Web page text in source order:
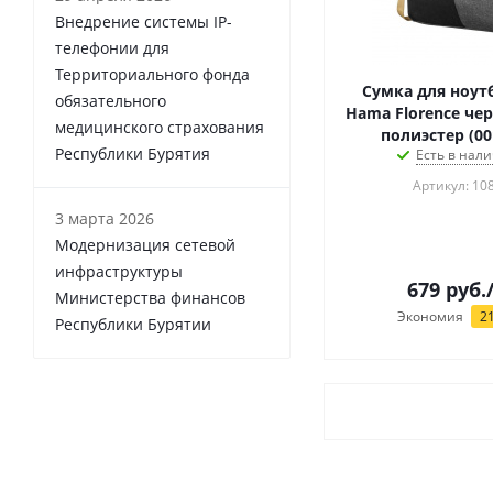
Сумка для
Hama Florence
полиэстер
Есть в
Артикул:
679руб.
Экономия
Внедрение системы IP-
телефонии для
Территориального фонда
обязательного
медицинского страхования
Республики Бурятия
3 марта 2026
Модернизация сетевой
инфраструктуры
Министерства финансов
Республики Бурятии